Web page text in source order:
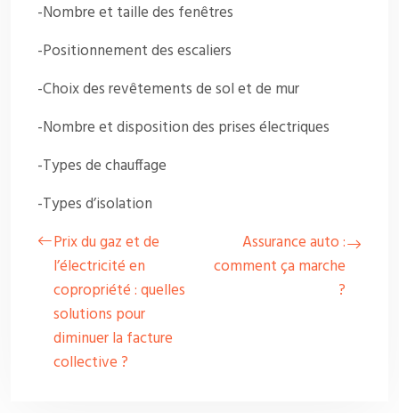
-Nombre et taille des fenêtres
-Positionnement des escaliers
-Choix des revêtements de sol et de mur
-Nombre et disposition des prises électriques
-Types de chauffage
-Types d’isolation
Prix du gaz et de
l’électricité en
copropriété : quelles
solutions pour
diminuer la facture
collective ?
Assurance auto :
comment ça marche
?